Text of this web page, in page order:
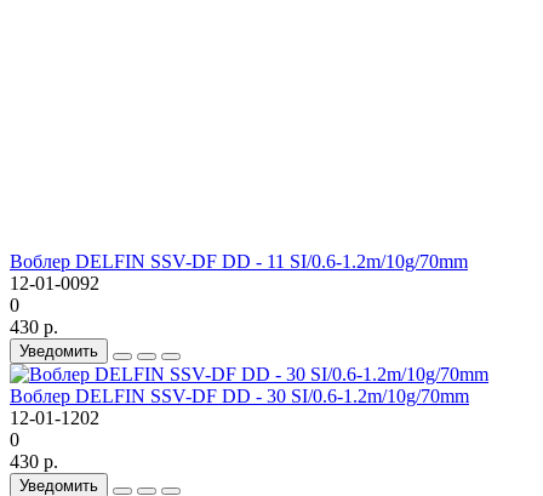
Воблер DELFIN SSV-DF DD - 11 SI/0.6-1.2m/10g/70mm
12-01-0092
0
430 р.
Уведомить
Воблер DELFIN SSV-DF DD - 30 SI/0.6-1.2m/10g/70mm
12-01-1202
0
430 р.
Уведомить